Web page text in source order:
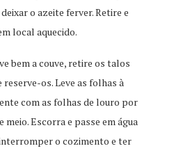
o azeite ferver. Retire e
local aquecido.
bem a couve, retire os talos
reserve-os. Leve as folhas à
com as folhas de louro por
meio. Escorra e passe em água
o cozimento e ter